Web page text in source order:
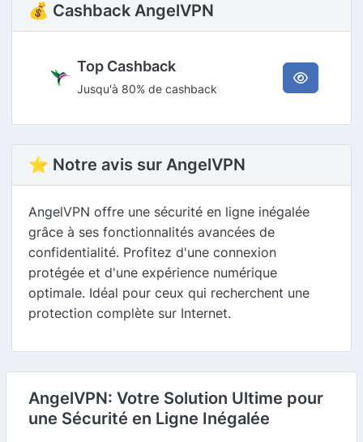
💰 Cashback AngelVPN
Top Cashback
Jusqu'à 80% de cashback
⭐ Notre avis sur AngelVPN
AngelVPN offre une sécurité en ligne inégalée
grâce à ses fonctionnalités avancées de
confidentialité. Profitez d'une connexion
protégée et d'une expérience numérique
optimale. Idéal pour ceux qui recherchent une
protection complète sur Internet.
AngelVPN: Votre Solution Ultime pour
une Sécurité en Ligne Inégalée